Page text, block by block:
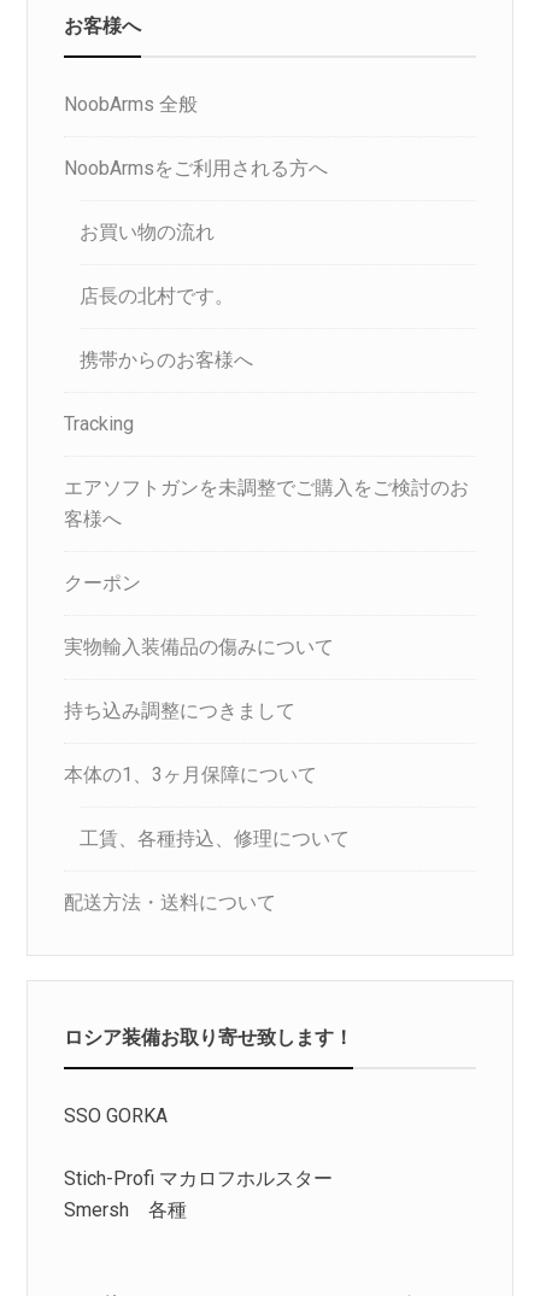
お客様へ
NoobArms 全般
NoobArmsをご利用される方へ
お買い物の流れ
店長の北村です。
携帯からのお客様へ
Tracking
エアソフトガンを未調整でご購入をご検討のお
客様へ
クーポン
実物輸入装備品の傷みについて
持ち込み調整につきまして
本体の1、3ヶ月保障について
工賃、各種持込、修理について
配送方法・送料について
ロシア装備お取り寄せ致します！
SSO GORKA
Stich-Profi マカロフホルスター
Smersh 各種